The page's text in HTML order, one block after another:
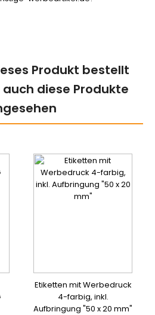
Produkt bestellt
diese Produkte
Etiketten mit Werbedruck
4-farbig, inkl.
Aufbringung "50 x 20 mm"